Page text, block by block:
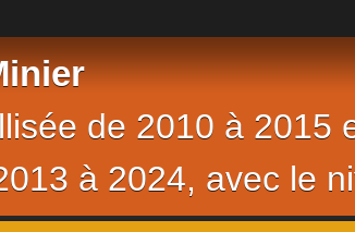
de 2010 à
à 2024, avec le